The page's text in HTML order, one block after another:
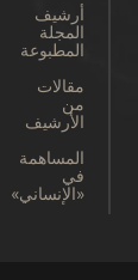
أرشيف
المجلة
المطبوعة
مقالات
من
الأرشيف
المساهمة
في
«الإنساني»